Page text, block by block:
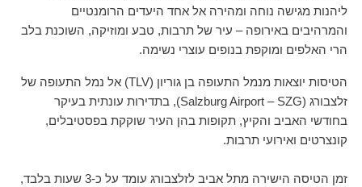
ליהנות מגישה נוחה ומהירה אל אחד היעדים הרומנטיים
והמרהיבים באירופה – עיר של תרבות, טבע ומוזיקה, השוכנת בלב
הרי האלפים ומוקפת בנופים עוצרי נשימה.
הטיסות יוצאות מנמל התעופה בן גוריון (TLV) אל נמל התעופה של
זלצבורג (Salzburg Airport – SZG), בתדירות עונתית בעיקר
בחודשי האביב והקיץ, תקופות בהן העיר שוקקת בפסטיבלים,
קונצרטים ואירועי תרבות.
זמן הטיסה הישירה מתל אביב לזלצבורג עומד על כ-3 שעות בלבד,